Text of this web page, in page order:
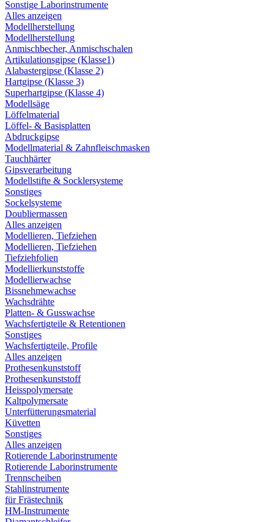
Sonstige Laborinstrumente
Alles anzeigen
Modellherstellung
Modellherstellung
Anmischbecher, Anmischschalen
Artikulationsgipse (Klasse1)
Alabastergipse (Klasse 2)
Hartgipse (Klasse 3)
Superhartgipse (Klasse 4)
Modellsäge
Löffelmaterial
Löffel- & Basisplatten
Abdruckgipse
Modellmaterial & Zahnfleischmasken
Tauchhärter
Gipsverarbeitung
Modellstifte & Socklersysteme
Sonstiges
Sockelsysteme
Doubliermassen
Alles anzeigen
Modellieren, Tiefziehen
Modellieren, Tiefziehen
Tiefziehfolien
Modellierkunststoffe
Modellierwachse
Bissnehmewachse
Wachsdrähte
Platten- & Gusswachse
Wachsfertigteile & Retentionen
Sonstiges
Wachsfertigteile, Profile
Alles anzeigen
Prothesenkunststoff
Prothesenkunststoff
Heisspolymersate
Kaltpolymersate
Unterfütterungsmaterial
Küvetten
Sonstiges
Alles anzeigen
Rotierende Laborinstrumente
Rotierende Laborinstrumente
Trennscheiben
Stahlinstrumente
für Frästechnik
HM-Instrumente